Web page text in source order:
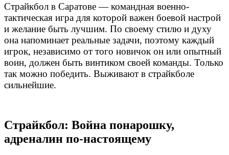
Страйкбол в Саратове — командная военно-
тактическая игра для которой важен боевой настрой
и желание быть лучшим. По своему стилю и духу
она напоминает реальные задачи, поэтому каждый
игрок, независимо от того новичок он или опытный
воин, должен быть винтиком своей команды. Только
так можно победить. Выживают в страйкболе
сильнейшие.
Страйкбол: Война понарошку,
адреналин по-настоящему